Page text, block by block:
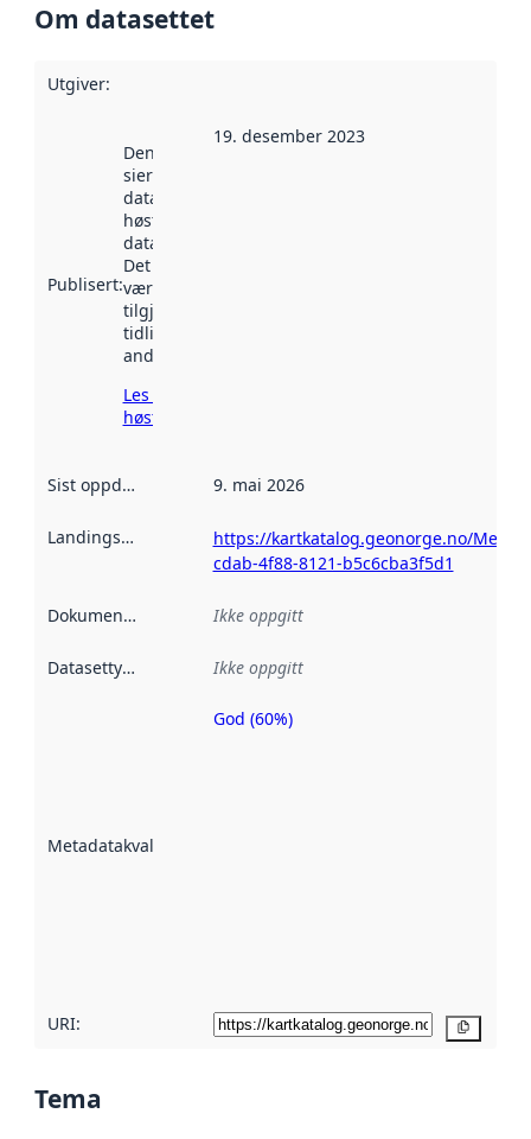
Om datasettet
Utgiver:
Publisert:
Denne datoen
sier når
datasettet ble
høstet av
data.norge.no.
Det kan ha
vært
tilgjengelig
tidligere
andre steder.
Les mer om
høsting her
19. desember 2023
Sist oppdatert 9. mai 2026
Landingsside
https://kartkatalog.geonorge.no/
cdab-4f88-8121-b5c6cba3f5d1
Dokumentasjon Ikke oppgitt
Datasettype Ikke oppgitt
Metadatakvalitet
Metadatakvalitet
God (60%)
URI:
Tema